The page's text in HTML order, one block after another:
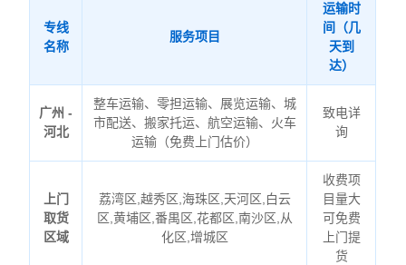
专线
名称
服务项目
运输时
间（几
天到
达）
广州 -
河北
整车运输、零担运输、展览运输、城
市配送、搬家托运、航空运输、火车
运输（免费上门估价）
致电详
询
上门
取货
区域
荔湾区,越秀区,海珠区,天河区,白云
区,黄埔区,番禺区,花都区,南沙区,从
化区,增城区
收费项
目量大
可免费
上门提
货